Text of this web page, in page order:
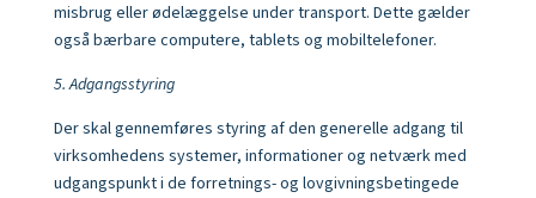
misbrug eller ødelæggelse under transport. Dette gælder
også bærbare computere, tablets og mobiltelefoner.
5. Adgangsstyring
Der skal gennemføres styring af den generelle adgang til
virksomhedens systemer, informationer og netværk med
udgangspunkt i de forretnings- og lovgivningsbetingede